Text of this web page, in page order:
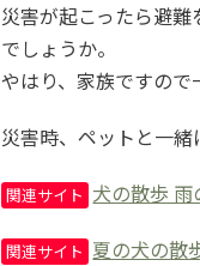
災害が起こったら避
でしょうか。
やはり、家族ですので
災害時、ペットと一緒
関連サイト 犬の散歩 雨
関連サイト 夏の犬の散